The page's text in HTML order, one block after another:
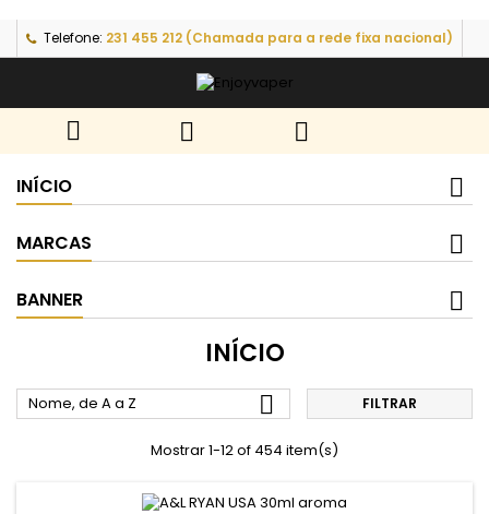
Telefone: 231 455 212 (Chamada para a rede fixa nacional)
  
INÍCIO
MARCAS
BANNER
INÍCIO
Nome, de A a Z  FILTRAR
Mostrar 1-12 of 454 item(s)